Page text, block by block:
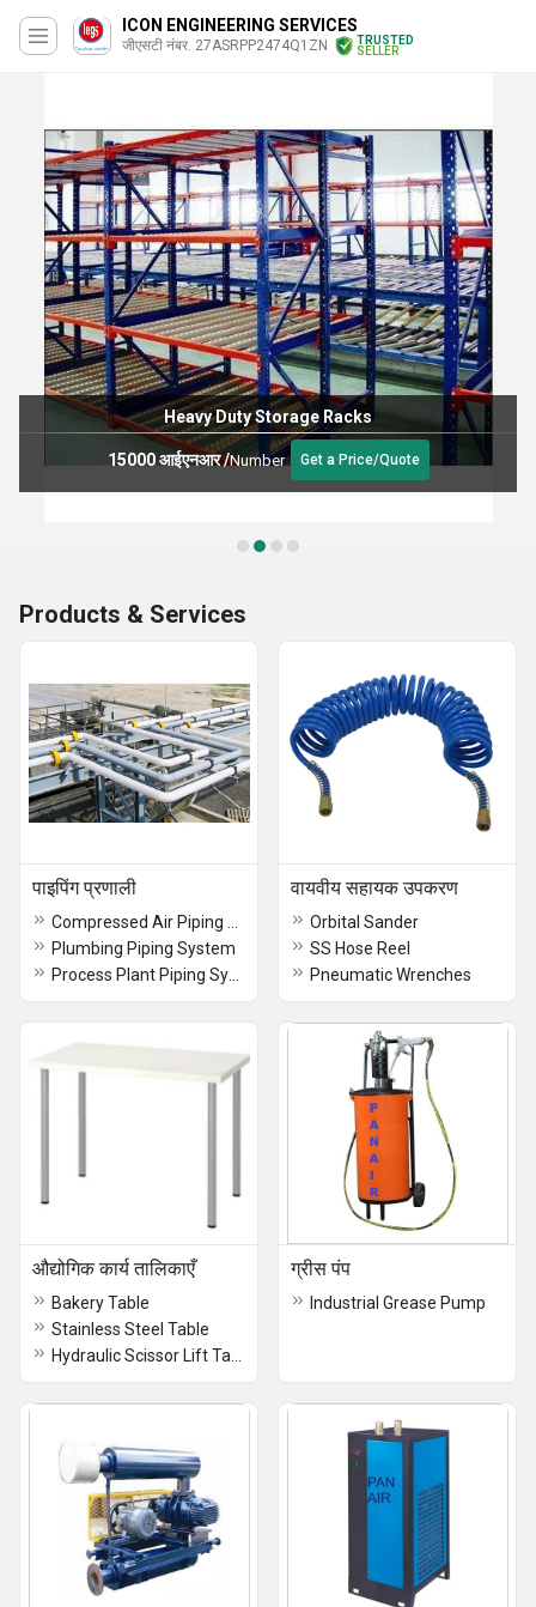
ICON ENGINEERING SERVICES
जीएसटी नंबर. 27ASRPP2474Q1ZN
TRUSTED
SELLER
Heavy Duty Storage Racks
15000 आईएनआर/Number Get a Price/Quote
Products & Services
पाइपिंग प्रणाली
Plumbing Piping System
वायवीय सहायक उपकरण
Orbital Sander
SS Hose Reel
Pneumatic Wrenches
औद्योगिक कार्य तालिकाएँ
Bakery Table
Stainless Steel Table
ग्रीस पंप
Industrial Grease Pump